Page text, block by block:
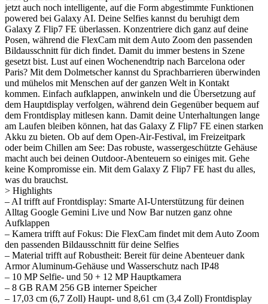
jetzt auch noch intelligente, auf die Form abgestimmte Funktionen
powered bei Galaxy AI. Deine Selfies kannst du beruhigt dem
Galaxy Z Flip7 FE überlassen. Konzentriere dich ganz auf deine
Posen, während die FlexCam mit dem Auto Zoom den passenden
Bildausschnitt für dich findet. Damit du immer bestens in Szene
gesetzt bist. Lust auf einen Wochenendtrip nach Barcelona oder
Paris? Mit dem Dolmetscher kannst du Sprachbarrieren überwinden
und mühelos mit Menschen auf der ganzen Welt in Kontakt
kommen. Einfach aufklappen, anwinkeln und die Übersetzung auf
dem Hauptdisplay verfolgen, während dein Gegenüber bequem auf
dem Frontdisplay mitlesen kann. Damit deine Unterhaltungen lange
am Laufen bleiben können, hat das Galaxy Z Flip7 FE einen starken
Akku zu bieten. Ob auf dem Open-Air-Festival, im Freizeitpark
oder beim Chillen am See: Das robuste, wassergeschützte Gehäuse
macht auch bei deinen Outdoor-Abenteuern so einiges mit. Gehe
keine Kompromisse ein. Mit dem Galaxy Z Flip7 FE hast du alles,
was du brauchst.
> Highlights
– AI trifft auf Frontdisplay: Smarte AI-Unterstützung für deinen
Alltag Google Gemini Live und Now Bar nutzen ganz ohne
Aufklappen
– Kamera trifft auf Fokus: Die FlexCam findet mit dem Auto Zoom
den passenden Bildausschnitt für deine Selfies
– Material trifft auf Robustheit: Bereit für deine Abenteuer dank
Armor Aluminum-Gehäuse und Wasserschutz nach IP48
– 10 MP Selfie- und 50 + 12 MP Hauptkamera
– 8 GB RAM 256 GB interner Speicher
– 17,03 cm (6,7 Zoll) Haupt- und 8,61 cm (3,4 Zoll) Frontdisplay